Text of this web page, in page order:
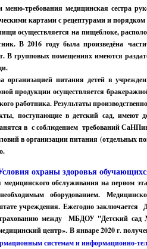
меню-требования медицинская сестра
картами с рецептурами и
осуществляется на пищеблоке,
В 2016 году была произведёна
В групповых помещениях имеются
организацией питания детей в
продукции осуществляется
работника. Результаты
поступающие в детский сад, имеют
в с соблюдением требований
в организации питания (отдельных
охраны здоровья
медицинского обслуживания на первом
оборудованием.
учреждения. Ежегодно заключается
между МБДОУ ''Детский
центр». В январе 2020 г.
системам и информационно-